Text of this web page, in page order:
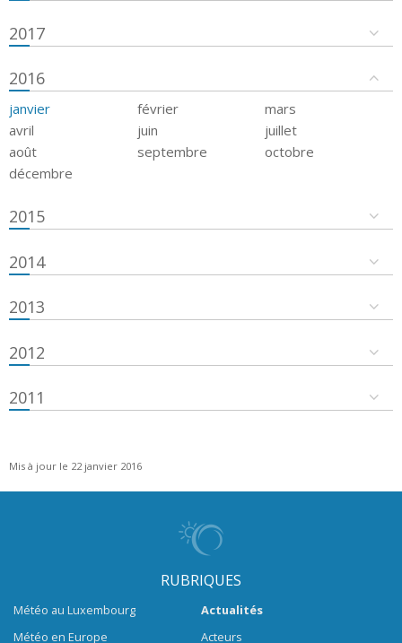
2017
2016
janvier février
mars
avril
juin
juillet
août
septembre
octobre
décembre
2015
2014
2013
2012
2011
Mis à jour le 22 janvier 2016
RUBRIQUES
Météo au Luxembourg
Météo en Europe
Actualités
Acteurs